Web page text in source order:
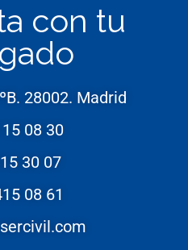
con tu
28002. Madrid
08 30
30 07
08 61